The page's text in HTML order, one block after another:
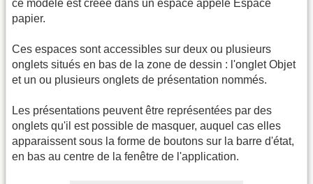
ce modèle est créée dans un espace appelé Espace
papier.
Ces espaces sont accessibles sur deux ou plusieurs
onglets situés en bas de la zone de dessin : l'onglet Objet
et un ou plusieurs onglets de présentation nommés.
Les présentations peuvent être représentées par des
onglets qu'il est possible de masquer, auquel cas elles
apparaissent sous la forme de boutons sur la barre d'état,
en bas au centre de la fenêtre de l'application.